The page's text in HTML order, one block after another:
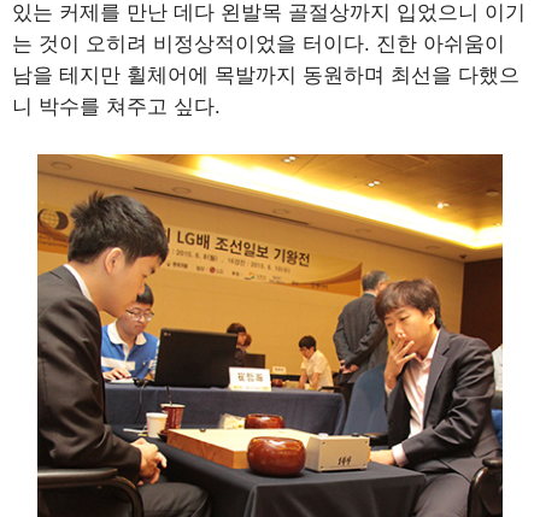
있는 커제를 만난 데다 왼발목 골절상까지 입었으니 이기
는 것이 오히려 비정상적이었을 터이다. 진한 아쉬움이
남을 테지만 휠체어에 목발까지 동원하며 최선을 다했으
니 박수를 쳐주고 싶다.